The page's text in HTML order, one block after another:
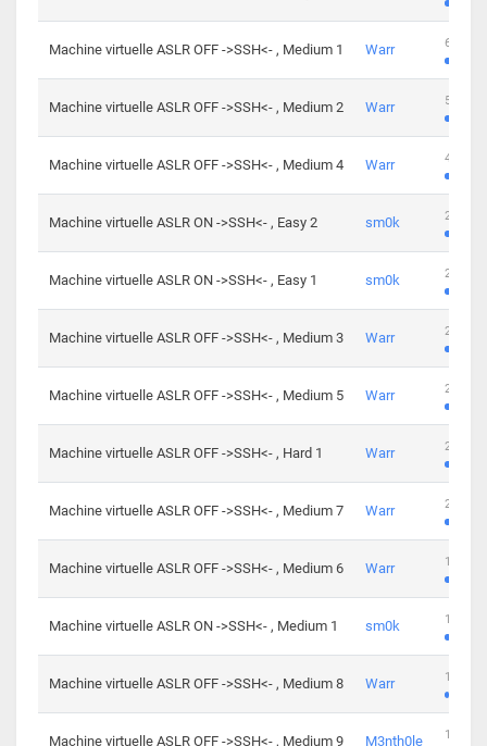
Machine virtuelle ASLR OFF ->SSH<- , Medium 1 Warr 605
Machine virtuelle ASLR OFF ->SSH<- , Medium 2 Warr 509
Machine virtuelle ASLR OFF ->SSH<- , Medium 4 Warr 413
Machine virtuelle ASLR ON ->SSH<- , Easy 2 sm0k 247
Machine virtuelle ASLR ON ->SSH<- , Easy 1 sm0k 219
Machine virtuelle ASLR OFF ->SSH<- , Medium 3 Warr 280
Machine virtuelle ASLR OFF ->SSH<- , Medium 5 Warr 265
Machine virtuelle ASLR OFF ->SSH<- , Hard 1 Warr 224
Machine virtuelle ASLR OFF ->SSH<- , Medium 7 Warr 230
Machine virtuelle ASLR OFF ->SSH<- , Medium 6 Warr 168
Machine virtuelle ASLR ON ->SSH<- , Medium 1 sm0k 139
Machine virtuelle ASLR OFF ->SSH<- , Medium 8 Warr 112
Machine virtuelle ASLR OFF ->SSH<- , Medium 9 M3nth0le 100